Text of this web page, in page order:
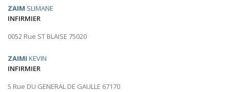
ZAIM SLIMANE
INFIRMIER
0052 Rue ST BLAISE 75020
ZAIMI KEVIN
INFIRMIER
5 Rue DU GENERAL DE GAULLE 67170